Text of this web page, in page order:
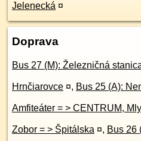
Jelenecká ¤
Doprava
Bus 27 (M): Železničná stanica Nitra
Hrnčiarovce ¤, Bus 25 (A):
Amfiteáter = > CENTRUM,
Zobor = > Špitálska ¤,